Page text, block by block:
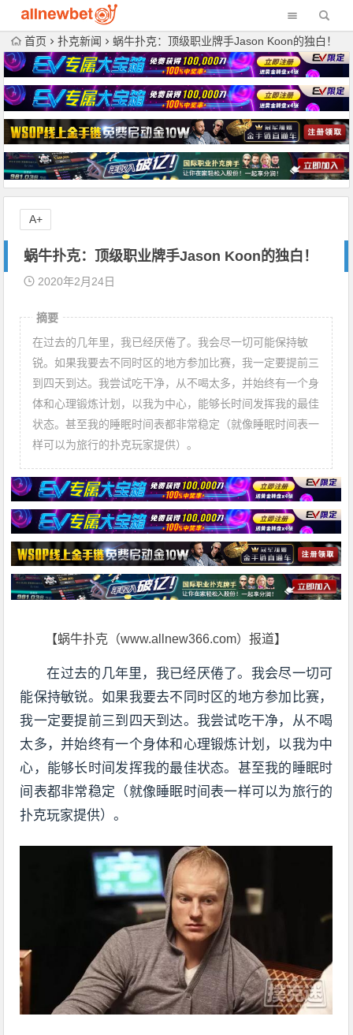
首页 扑克新闻 蜗牛扑克：顶级职业牌手Jason Koon的独白！
蜗牛扑克：顶级职业牌手Jason Koon的独白！
2020年2月24日
摘要
在过去的几年里，我已经厌倦了。我会尽一切可能保持敏
锐。如果我要去不同时区的地方参加比赛，我一定要提前三
到四天到达。我尝试吃干净，从不喝太多，并始终有一个身
体和心理锻炼计划，以我为中心，能够长时间发挥我的最佳
状态。甚至我的睡眠时间表都非常稳定（就像睡眠时间表一
样可以为旅行的扑克玩家提供）。
【蜗牛扑克（www.allnew366.com）报道】
在过去的几年里，我已经厌倦了。我会尽一切可
能保持敏锐。如果我要去不同时区的地方参加比赛，
我一定要提前三到四天到达。我尝试吃干净，从不喝
太多，并始终有一个身体和心理锻炼计划，以我为中
心，能够长时间发挥我的最佳状态。甚至我的睡眠时
间表都非常稳定（就像睡眠时间表一样可以为旅行的
扑克玩家提供）。
A+